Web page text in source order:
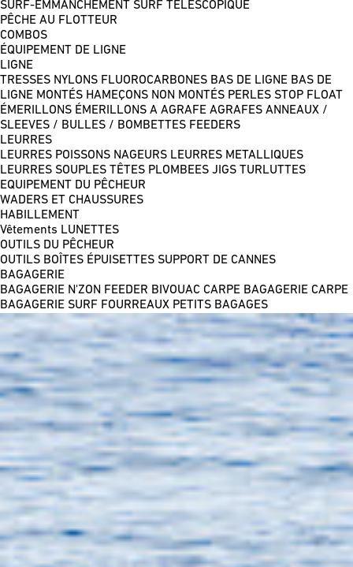
SURF-EMMANCHEMENT SURF TELESCOPIQUE
PÊCHE AU FLOTTEUR
COMBOS
ÉQUIPEMENT DE LIGNE
LIGNE
TRESSES NYLONS FLUOROCARBONES BAS DE LIGNE BAS DE
LIGNE MONTÉS HAMEÇONS NON MONTÉS PERLES STOP FLOAT
ÉMERILLONS ÉMERILLONS A AGRAFE AGRAFES ANNEAUX /
SLEEVES / BULLES / BOMBETTES FEEDERS
LEURRES
LEURRES POISSONS NAGEURS LEURRES METALLIQUES
LEURRES SOUPLES TÊTES PLOMBEES JIGS TURLUTTES
EQUIPEMENT DU PÊCHEUR
WADERS ET CHAUSSURES
HABILLEMENT
Vêtements LUNETTES
OUTILS DU PÊCHEUR
OUTILS BOÎTES ÉPUISETTES SUPPORT DE CANNES
BAGAGERIE
BAGAGERIE N'ZON FEEDER BIVOUAC CARPE BAGAGERIE CARPE
BAGAGERIE SURF FOURREAUX PETITS BAGAGES